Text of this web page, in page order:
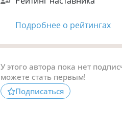
Подробнее о рейтингах
У этого автора пока нет
можете стать первым!
Подписаться